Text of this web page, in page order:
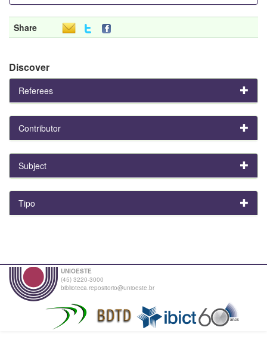
Share
Discover
Referees
Contributor
Subject
Tipo
UNIOESTE
(45) 3220-3000
biblioteca.repositorio@unioeste.br